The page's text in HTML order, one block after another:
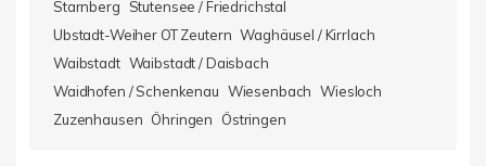
Starnberg
Stutensee / Friedrichstal
Ubstadt-Weiher OT Zeutern Waghäusel / Kirrlach
Waibstadt Waibstadt / Daisbach
Waidhofen / Schenkenau Wiesenbach Wiesloch
Zuzenhausen Öhringen Östringen